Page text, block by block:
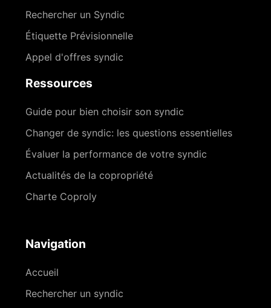
Rechercher un Syndic
Étiquette Prévisionnelle
Appel d'offres syndic
Ressources
Guide pour bien choisir son syndic
Changer de syndic: les questions essentielles
Évaluer la performance de votre syndic
Actualités de la copropriété
Charte Coproly
Navigation
Accueil
Rechercher un syndic